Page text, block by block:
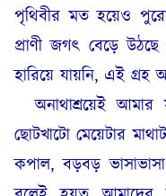
পৃথিবীর মত হয়েও
প্রাণী জগৎ বেড়ে
হারিয়ে যায়নি, এই গ্রহ
অনাথাশ্রয়েই আমার
ছোটখাটো মেয়েটার
কপাল, বড়বড়